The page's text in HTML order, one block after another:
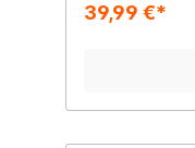
führt. Diese
höchste
nahezu
39,99 €*